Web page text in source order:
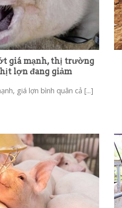
giá mạnh, thị trường
lợn đang giảm
giá lợn bình quân cả [...]